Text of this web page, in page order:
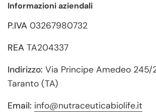
Informazioni aziendali
P.IVA 03267980732
REA TA204337
Indirizzo: Via Principe Amedeo 245/
Taranto (TA)
Email: info@nutraceuticabiolife.it